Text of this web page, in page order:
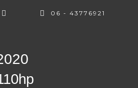
06 - 43776921